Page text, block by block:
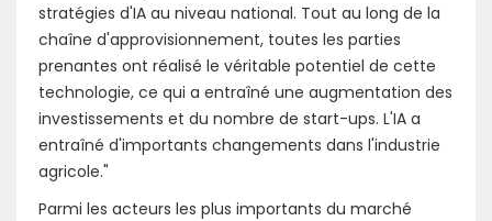
stratégies d'IA au niveau national. Tout au long de la
chaîne d'approvisionnement, toutes les parties
prenantes ont réalisé le véritable potentiel de cette
technologie, ce qui a entraîné une augmentation des
investissements et du nombre de start-ups. L'IA a
entraîné d'importants changements dans l'industrie
agricole."
Parmi les acteurs les plus importants du marché